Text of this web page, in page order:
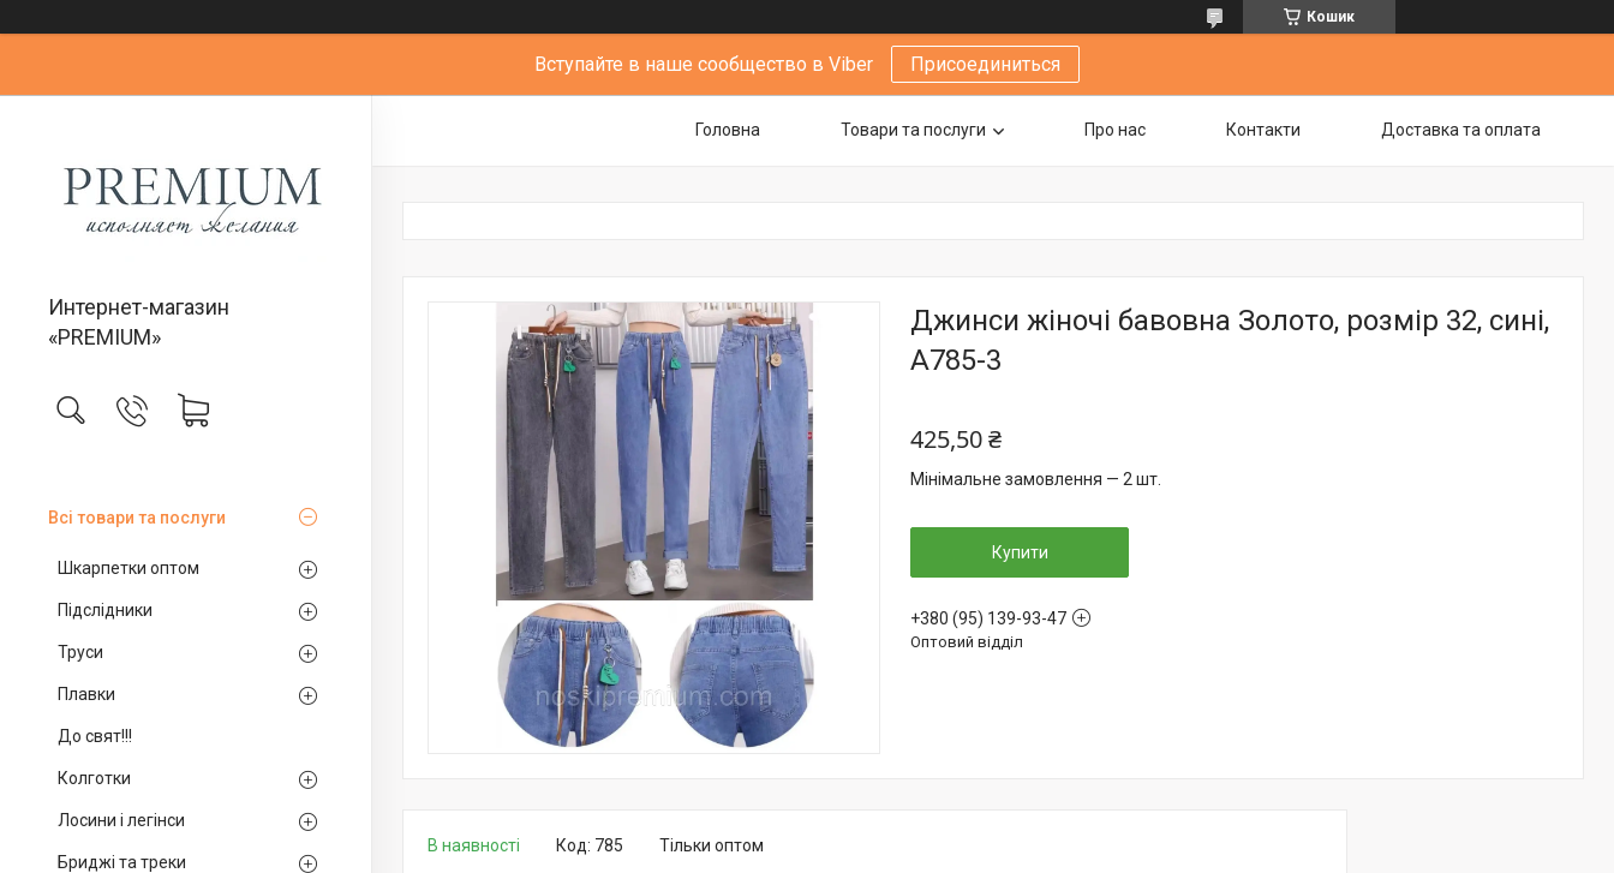
Кошик
Вступайте в наше сообщество в Viber Присоединиться
Интернет-магазин
«PREMIUM»
Всі товари та послуги
Шкарпетки оптом
Підслідники
Труси
Плавки
До свят!!!
Колготки
Лосини і легінси
Бриджі та треки
Головна Товари та послуги Про нас Контакти Доставка та оплата
Джинси жіночі бавовна Золото, розмір 32, сині,
А785-3
425,50 ₴
Мінімальне замовлення — 2 шт.
Купити
+380 (95) 139-93-47
Оптовий відділ
В наявності Тільки оптом
Код: 785